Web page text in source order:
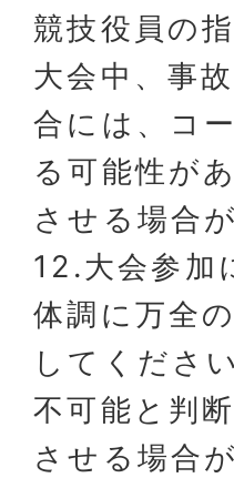
競技役員の
大会中、事
合には、コ
る可能性が
させる場合
12.大会参加
体調に万全
してくださ
不可能と判
させる場合